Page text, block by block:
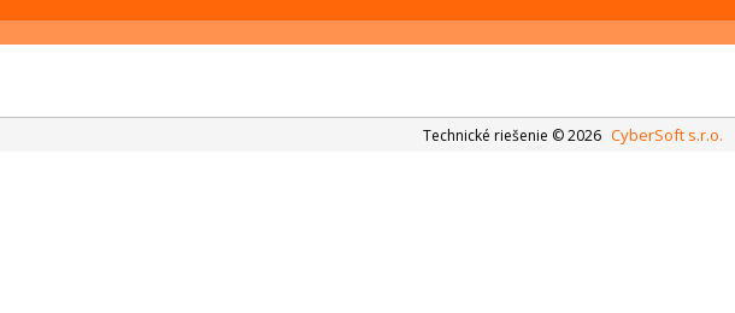
Technické riešenie © 2026 CyberSoft s.r.o.